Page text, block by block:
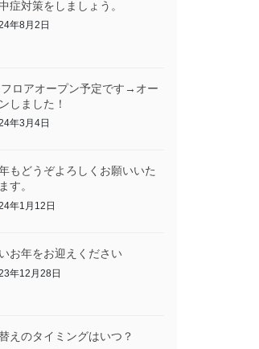
症対策をしましょう。
年8月2日
ロアオープン予定です→オー
しました！
年3月4日
もどうぞよろしくお願いいた
す。
年1月12日
お年をお迎えください
年12月28日
えのタイミングはいつ？